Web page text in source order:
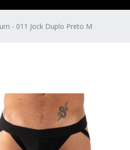
- 011 Jock Duplo Preto M